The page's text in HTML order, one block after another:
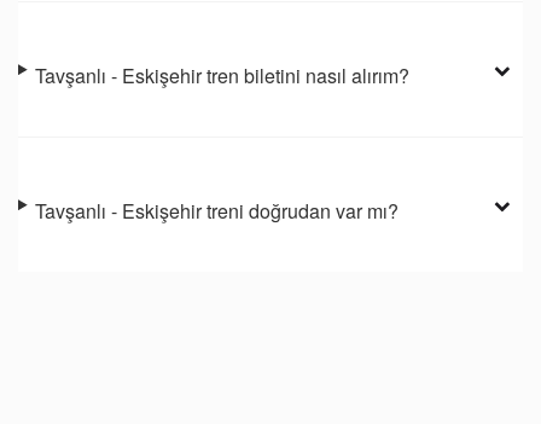
Tavşanlı - Eskişehir tren biletini nasıl alırım?
Tavşanlı - Eskişehir treni doğrudan var mı?